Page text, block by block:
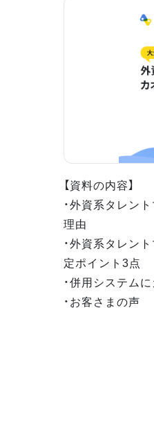
【資料の内容】
・外資系タレン
理由
・外資系タレン
定ポイント3点
・併用システム
・お客さまの声